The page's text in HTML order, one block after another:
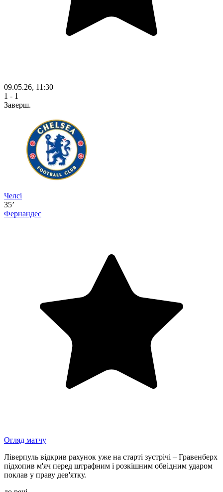
09.05.26, 11:30
1 - 1
Заверш.
Челсі
35’
Фернандес
Огляд матчу
Ліверпуль відкрив рахунок уже на старті зустрічі – Гравенберх
підхопив м'яч перед штрафним і розкішним обвідним ударом
поклав у праву дев'ятку.